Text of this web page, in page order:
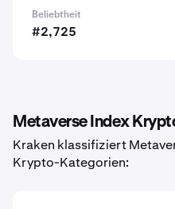
Beliebtheit
#2,725
Metaverse Index
Kraken klassifiziert
Krypto-Kategorien: